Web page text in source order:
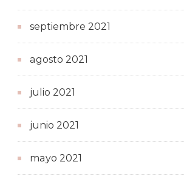
septiembre 2021
agosto 2021
julio 2021
junio 2021
mayo 2021